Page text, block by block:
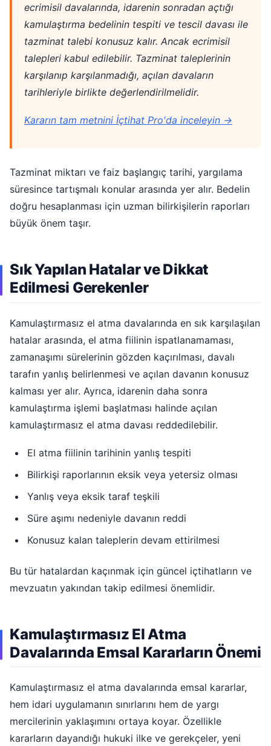
ecrimisil davalarında, idarenin sonradan açtığı
kamulaştırma bedelinin tespiti ve tescil davası ile
tazminat talebi konusuz kalır. Ancak ecrimisil
talepleri kabul edilebilir. Tazminat taleplerinin
karşılanıp karşılanmadığı, açılan davaların
tarihleriyle birlikte değerlendirilmelidir.
Kararın tam metnini İçtihat Pro'da inceleyin →
Tazminat miktarı ve faiz başlangıç tarihi, yargılama
süresince tartışmalı konular arasında yer alır. Bedelin
doğru hesaplanması için uzman bilirkişilerin raporları
büyük önem taşır.
Sık Yapılan Hatalar ve Dikkat
Edilmesi Gerekenler
Kamulaştırmasız el atma davalarında en sık karşılaşılan
hatalar arasında, el atma fiilinin ispatlanamaması,
zamanaşımı sürelerinin gözden kaçırılması, davalı
tarafın yanlış belirlenmesi ve açılan davanın konusuz
kalması yer alır. Ayrıca, idarenin daha sonra
kamulaştırma işlemi başlatması halinde açılan
kamulaştırmasız el atma davası reddedilebilir.
El atma fiilinin tarihinin yanlış tespiti
Bilirkişi raporlarının eksik veya yetersiz olması
Yanlış veya eksik taraf teşkili
Süre aşımı nedeniyle davanın reddi
Konusuz kalan taleplerin devam ettirilmesi
Bu tür hatalardan kaçınmak için güncel içtihatların ve
mevzuatın yakından takip edilmesi önemlidir.
Kamulaştırmasız El Atma
Davalarında Emsal Kararların Önemi
Kamulaştırmasız el atma davalarında emsal kararlar,
hem idari uygulamanın sınırlarını hem de yargı
mercilerinin yaklaşımını ortaya koyar. Özellikle
kararların dayandığı hukuki ilke ve gerekçeler, yeni